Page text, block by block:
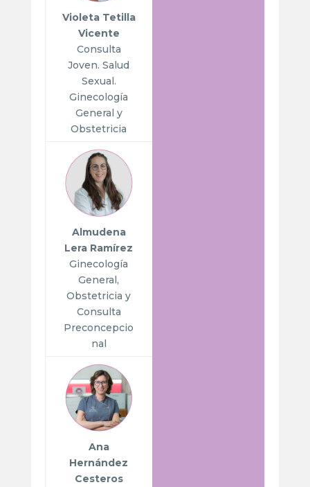
Violeta Tetilla
Vicente
Consulta
Joven. Salud
Sexual.
Ginecología
General y
Obstetricia
Almudena
Lera Ramírez
Ginecología
General,
Obstetricia y
Consulta
Preconcepcio
nal
Ana
Hernández
Cesteros